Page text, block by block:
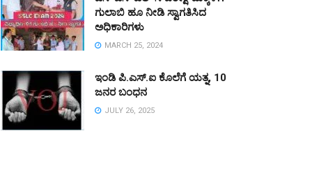
ಗುಲಾಬಿ ಹೂ ನೀಡಿ ಸ್ವಾಗತಿಸಿದ
ಅಧಿಕಾರಿಗಳು
MARCH 25, 2024
ಇಂಡಿ ಪಿ.ಎಸ್.ಐ ಕೊಲೆಗೆ ಯತ್ನ, 10
ಜನರ ಬಂಧನ
JULY 26, 2025